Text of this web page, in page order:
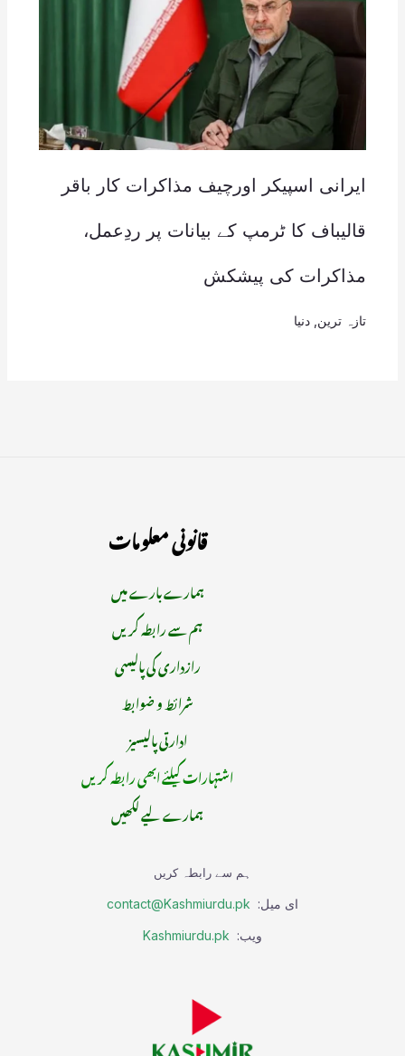
ایرانی اسپیکر اورچیف مذاکرات کار باقر
قالیباف کا ٹرمپ کے بیانات پر ردِعمل،
مذاکرات کی پیشکش
تازہ ترین دنیا
قانونی معلومات
ہمارے بارے میں
ہم سے رابطہ کریں
رازداری کی پالیسی
شرائط و ضوابط
ادارتی پالیسیز
اشتہارات کیلئے ابھی رابطہ کریں
ہمارے لیے لکھیں
ہم سے رابطہ کریں
ای میل: contact@Kashmiurdu.pk
ویب: Kashmiurdu.pk